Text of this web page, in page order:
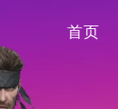
首页